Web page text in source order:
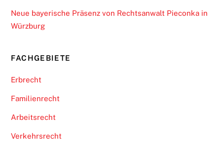
Neue bayerische Präsenz von Rechtsanwalt Pieconka in
Würzburg
FACHGEBIETE
Erbrecht
Familienrecht
Arbeitsrecht
Verkehrsrecht